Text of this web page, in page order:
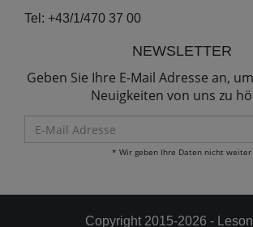
Tel: +43/1/470 37 00
NEWSLETTER
Geben Sie Ihre E-Mail Adresse an,
Neuigkeiten von uns zu
Mail
Adresse
* Wir geben Ihre Daten nicht weiter
Copyright 2015-2026 -